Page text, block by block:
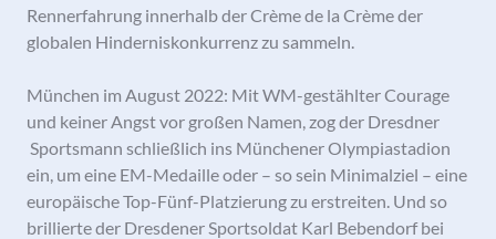
Rennerfahrung innerhalb der Crème de la Crème der
globalen Hinderniskonkurrenz zu sammeln.
München im August 2022: Mit WM-gestählter Courage
und keiner Angst vor großen Namen, zog der Dresdner
Sportsmann schließlich ins Münchener Olympiastadion
ein, um eine EM-Medaille oder – so sein Minimalziel – eine
europäische Top-Fünf-Platzierung zu erstreiten. Und so
brillierte der Dresdener Sportsoldat Karl Bebendorf bei